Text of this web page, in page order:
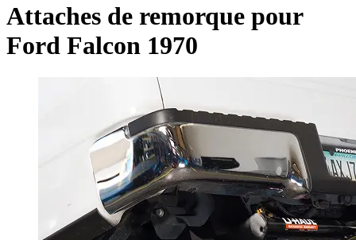
Attaches de remorque pour
Ford Falcon 1970